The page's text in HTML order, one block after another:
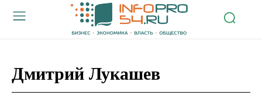
Дмитрий Лукашев